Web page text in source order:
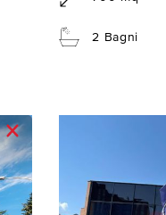
2 Bagni